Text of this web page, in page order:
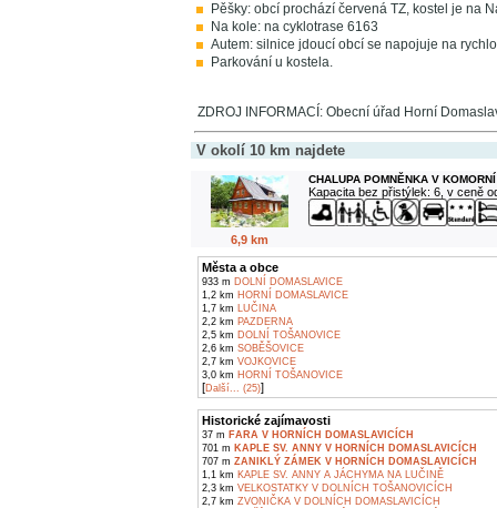
Pěšky: obcí prochází červená TZ, kostel je na
Na kole: na cyklotrase 6163
Autem: silnice jdoucí obcí se napojuje na
Parkování u kostela.
ZDROJ INFORMACÍ: Obecní úřad Horní
V okolí 10 km najdete
6,9 km
CHALUPA POMNĚNKA V
Kapacita bez přistýlek: 6, v ceně
Města a obce
933 m DOLNÍ DOMASLAVICE
1,2 km HORNÍ DOMASLAVICE
1,7 km LUČINA
2,2 km PAZDERNA
2,5 km DOLNÍ TOŠANOVICE
2,6 km SOBĚŠOVICE
2,7 km VOJKOVICE
3,0 km HORNÍ TOŠANOVICE
[Další... (25)]
Historické zajímavosti
37 m FARA V HORNÍCH DOMASLAVICÍCH
701 m KAPLE SV. ANNY V HORNÍCH DOMASLAVICÍCH
707 m ZANIKLÝ ZÁMEK V HORNÍCH DOMASLAVICÍCH
1,1 km KAPLE SV. ANNY A JÁCHYMA NA LUČINĚ
2,3 km VELKOSTATKY V DOLNÍCH TOŠANOVICÍCH
2,7 km ZVONIČKA V DOLNÍCH DOMASLAVICÍCH